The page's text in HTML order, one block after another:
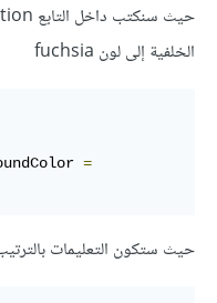
الخلفية إلى لون fuchsia
=
حيث ستكون التعليمات